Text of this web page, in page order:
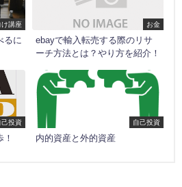
講座
るに
お金
ebayで輸入転売する際のリサ
ーチ方法とは？やり方を紹介！
己投資 自己投資
内的資産と外的資産